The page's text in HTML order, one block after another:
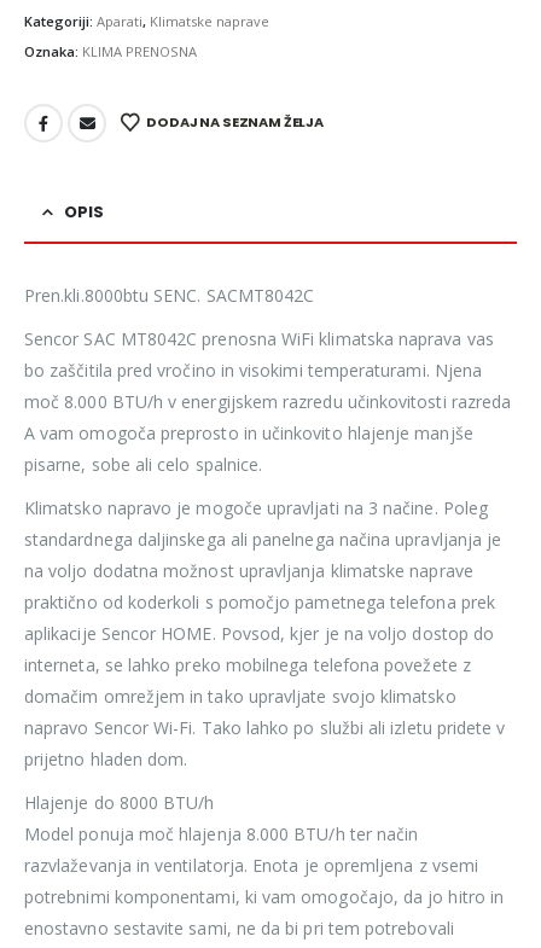
Kategoriji: Aparati, Klimatske naprave
Oznaka: KLIMA PRENOSNA
DODAJ NA SEZNAM ŽELJA
OPIS
Pren.kli.8000btu SENC. SACMT8042C
Sencor SAC MT8042C prenosna WiFi klimatska naprava vas
bo zaščitila pred vročino in visokimi temperaturami. Njena
moč 8.000 BTU/h v energijskem razredu učinkovitosti razreda
A vam omogoča preprosto in učinkovito hlajenje manjše
pisarne, sobe ali celo spalnice.
Klimatsko napravo je mogoče upravljati na 3 načine. Poleg
standardnega daljinskega ali panelnega načina upravljanja je
na voljo dodatna možnost upravljanja klimatske naprave
praktično od koderkoli s pomočjo pametnega telefona prek
aplikacije Sencor HOME. Povsod, kjer je na voljo dostop do
interneta, se lahko preko mobilnega telefona povežete z
domačim omrežjem in tako upravljate svojo klimatsko
napravo Sencor Wi-Fi. Tako lahko po službi ali izletu pridete v
prijetno hladen dom.
Hlajenje do 8000 BTU/h
Model ponuja moč hlajenja 8.000 BTU/h ter način
razvlaževanja in ventilatorja. Enota je opremljena z vsemi
potrebnimi komponentami, ki vam omogočajo, da jo hitro in
enostavno sestavite sami, ne da bi pri tem potrebovali